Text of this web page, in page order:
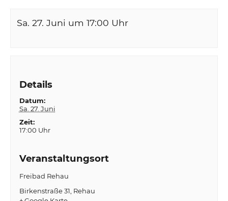
Sa. 27. Juni um 17:00 Uhr
Details
Datum:
Sa. 27. Juni
Zeit:
17:00 Uhr
Veranstaltungsort
Freibad Rehau
Birkenstraße 31 Rehau